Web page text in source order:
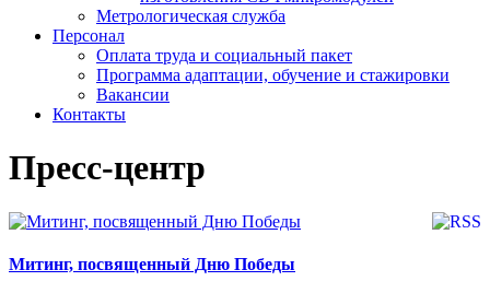
Метрологическая служба
Персонал
Оплата труда и социальный пакет
Программа адаптации, обучение и стажировки
Вакансии
Контакты
Пресс-центр
Митинг, посвященный Дню Победы